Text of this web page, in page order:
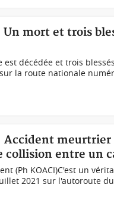
Un mort et trois
est décédée et trois
la route nationale
Accident
collision entre un
(Ph KOACI)C'est un
2021 sur l'autoroute